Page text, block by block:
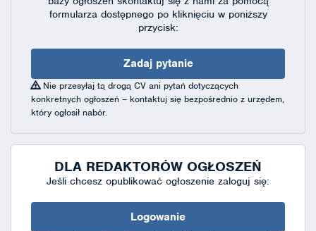
formularza dostępnegopo kliknięciu w poniższy
przycisk:
Zadaj pytanie
Nie przesyłaj tą drogą CV ani pytań dotyczących
konkretnych ogłoszeń – kontaktuj się bezpośrednio z urzędem,
który ogłosił nabór.
DLA REDAKTORÓW OGŁOSZEŃ
Jeśli chcesz opublikować ogłoszenie zaloguj się:
Logowanie